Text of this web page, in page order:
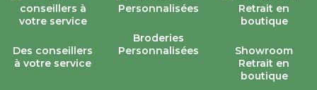
Des conseillers
à votre service
Broderies
Personnalisées
Showroom
Retrait en
boutique